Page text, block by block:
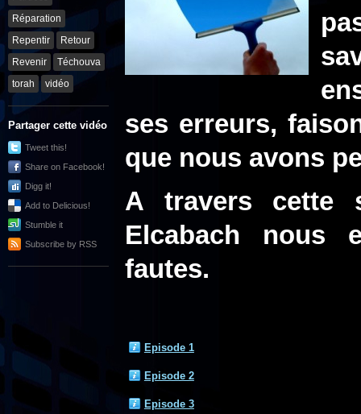
Réparation
Repentir
Retour
Revenir
Téchouva
torah
vidéo
Partager cette vidéo
Tweet this!
Share on Facebook!
Digg it!
Add to Delicious!
Stumble it
Subscribe by RSS
ses erreurs,
que nous avons
A travers cette
Elcabach nous
fautes.
Episode 1
Episode 2
Episode 3